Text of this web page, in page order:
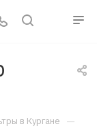
в Кургане —